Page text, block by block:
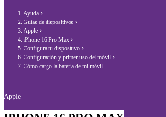
Ayuda
Guías de dispositivos
Apple
iPhone 16 Pro Max
Configura tu dispositivo
Configuración y primer uso del móvil
Cómo cargo la batería de mi móvil
Apple